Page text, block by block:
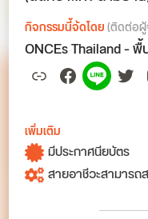
กิจกรรมนี้จัดโดย(ติดต่อผู้
ONCEs Thailand -
LinkFacebook
เพิ่มเติม
มีประกาศนียบัตร
สายอาชีวะสามารถ